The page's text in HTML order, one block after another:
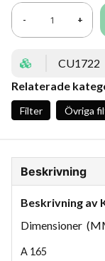
- +
CU1722
Relaterade
Filter Övriga
Beskrivning
Beskrivning av
Dimensioner
A 165